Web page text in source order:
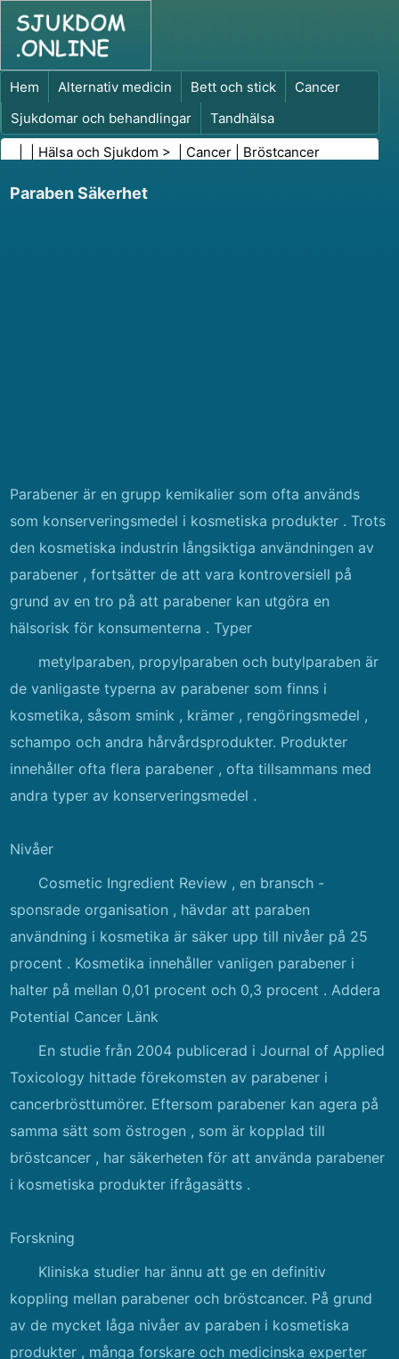
Hem Alternativ medicin Bett och stick
Cancer
Sjukdomar och behandlingar
Tandhälsa
Kost och näring
Familjehälsa
Hälsa och Sjukdom > | Cancer Bröstcancer
Paraben Säkerhet
Parabener är en grupp kemikalier som ofta används
som konserveringsmedel i kosmetiska produkter . Trots
den kosmetiska industrin långsiktiga användningen av
parabener , fortsätter de att vara kontroversiell på
grund av en tro på att parabener kan utgöra en
hälsorisk för konsumenterna . Typer
metylparaben, propylparaben och butylparaben är
de vanligaste typerna av parabener som finns i
kosmetika, såsom smink , krämer , rengöringsmedel ,
schampo och andra hårvårdsprodukter. Produkter
innehåller ofta flera parabener , ofta tillsammans med
andra typer av konserveringsmedel .
Nivåer
Cosmetic Ingredient Review , en bransch -
sponsrade organisation , hävdar att paraben
användning i kosmetika är säker upp till nivåer på 25
procent . Kosmetika innehåller vanligen parabener i
halter på mellan 0,01 procent och 0,3 procent . Addera
Potential Cancer Länk
En studie från 2004 publicerad i Journal of Applied
Toxicology hittade förekomsten av parabener i
cancerbrösttumörer. Eftersom parabener kan agera på
samma sätt som östrogen , som är kopplad till
bröstcancer , har säkerheten för att använda parabener
i kosmetiska produkter ifrågasätts .
Forskning
Kliniska studier har ännu att ge en definitiv
koppling mellan parabener och bröstcancer. På grund
av de mycket låga nivåer av paraben i kosmetiska
produkter , många forskare och medicinska experter